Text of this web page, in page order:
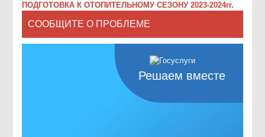
ПОДГОТОВКА К ОТОПИТЕЛЬНОМУ СЕЗОНУ 2023-2024гг.
СООБЩИТЕ О ПРОБЛЕМЕ
Решаем вместе